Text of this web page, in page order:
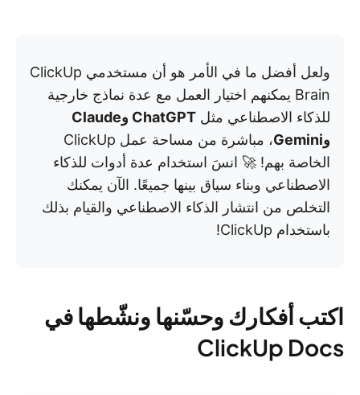
ولعل أفضل ما في الأمر هو أن مستخدمي ClickUp
Brain يمكنهم اختيار العمل مع عدة نماذج خارجية
للذكاء الاصطناعي مثل
ChatGPT وClaude
وGemini
، مباشرة من مساحة عمل ClickUp
الخاصة بهم! 🚀 انسَ استخدام عدة أدوات للذكاء
الاصطناعي وبناء سياق بينها جميعًا. الآن يمكنك
التخلص من انتشار الذكاء الاصطناعي والقيام بذلك
باستخدام ClickUp!
اكتب أفكارك وحسّنها ونشّطها في
ClickUp Docs